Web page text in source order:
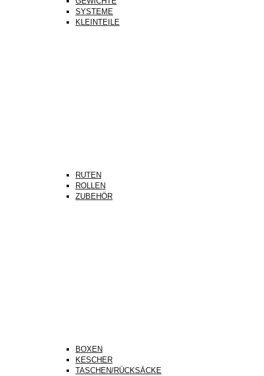
SYSTEME
KLEINTEILE
RUTEN
ROLLEN
ZUBEHÖR
BOXEN
KESCHER
TASCHEN/RÜCKSÄCKE